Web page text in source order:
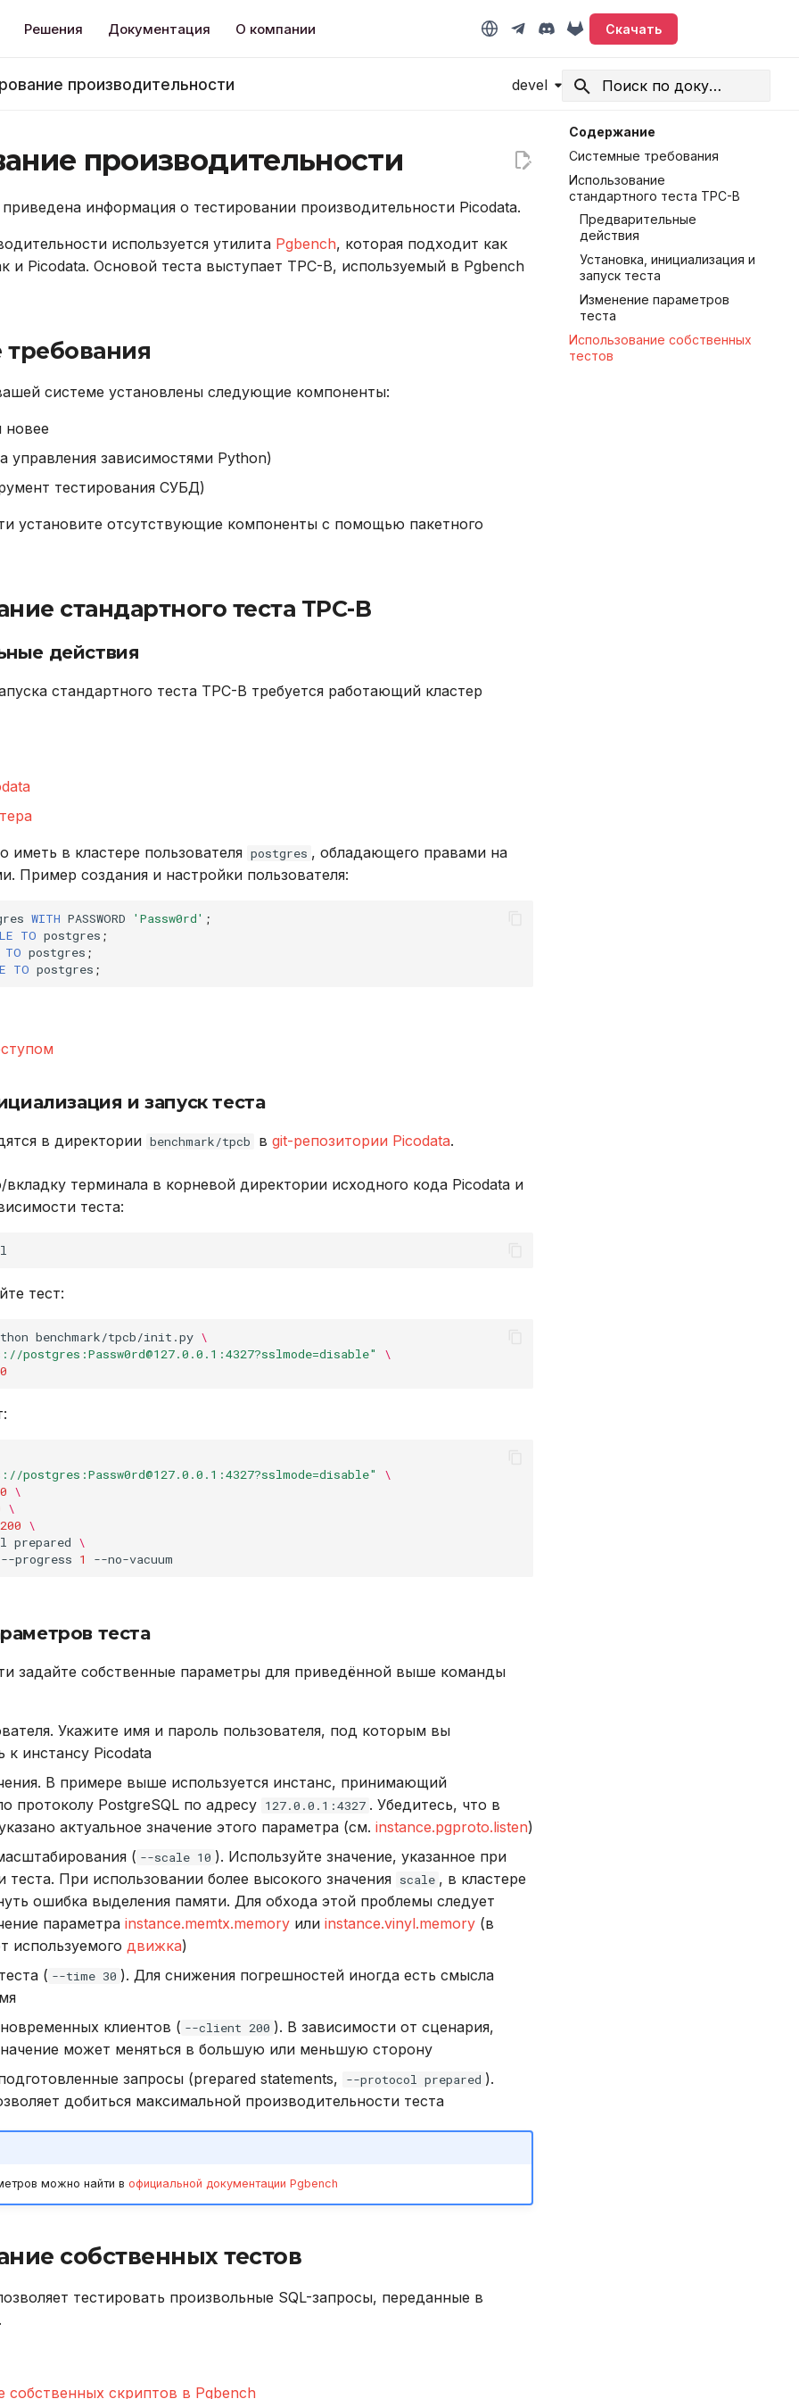
Решения Документация О компании Скачать
производительности devel
Содержание
Системные требования
Использование
стандартного теста TPC-B
Предварительные
действия
Установка, инициализация и
запуск теста
Изменение параметров
теста
Использование собственных
тестов
производительности
информация о тестировании производительности Picodata.
используется утилита Pgbench, которая подходит как
и Picodata. Основой теста выступает TPC-B, используемый в Pgbench
системе установлены следующие компоненты:
новее
управления зависимостями Python)
тестирования СУБД)
установите отсутствующие компоненты с помощью пакетного
стандартного теста TPC-B
действия
стандартного теста TPC-B требуется работающий кластер
иметь в кластере пользователя postgres , обладающего правами на
Пример создания и настройки пользователя:
WITH PASSWORD 'Passw0rd' ;
TO postgres ;
TO postgres ;
TO postgres ;
и запуск теста
в директории benchmark/tpcb в git-репозитории Picodata.
терминала в корневой директории исходного кода Picodata и
теста:
тест:
benchmark/tpcb/init.py \
postgres:Passw0rd@127.0.0.1:4327?sslmode=disable"
\
postgres:Passw0rd@127.0.0.1:4327?sslmode=disable"
\
\
\
200 \
prepared \
--progress 1
теста
задайте собственные параметры для приведённой выше команды
Укажите имя и пароль пользователя, под которым вы
к инстансу Picodata
В примере выше используется инстанс, принимающий
протоколу PostgreSQL по адресу 127.0.0.1:4327 . Убедитесь, что в
актуальное значение этого параметра (см. instance.pgproto.listen)
( --scale 10 ). Используйте значение, указанное при
теста. При использовании более высокого значения scale , в кластере
ошибка выделения памяти. Для обхода этой проблемы следует
параметра instance.memtx.memory или instance.vinyl.memory (в
используемого движка)
( --time 30 ). Для снижения погрешностей иногда есть смысла
клиентов ( --client 200 ). В зависимости от сценария,
может меняться в большую или меньшую сторону
запросы (prepared statements,
--protocol prepared ).
добиться максимальной производительности теста
можно найти в официальной документации Pgbench
собственных тестов
тестировать произвольные SQL-запросы, переданные в
.
собственных скриптов в Pgbench